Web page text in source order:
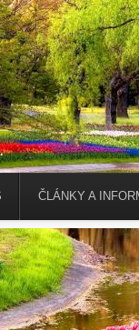
ČLÁNKY A